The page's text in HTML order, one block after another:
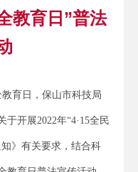
教育日”普法
育日，保山市科技局
开展2022年“4·15全民
》有关要求，结合科